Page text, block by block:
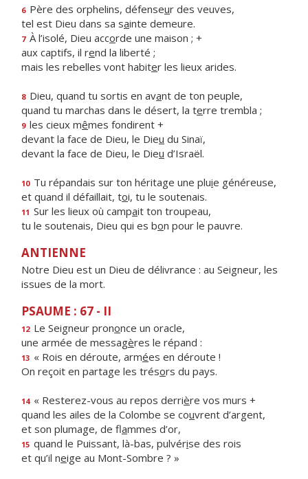
6 Père des orphelins, défenseur des veuves,
tel est Dieu dans sa sainte demeure.
7 À l’isolé, Dieu accorde une maison ; +
aux captifs, il rend la liberté ;
mais les rebelles vont habiter les lieux arides.
8 Dieu, quand tu sortis en avant de ton peuple,
quand tu marchas dans le désert, la terre trembla ;
9 les cieux mêmes fondirent +
devant la face de Dieu, le Dieu du Sinaï,
devant la face de Dieu, le Dieu d’Israël.
10 Tu répandais sur ton héritage une pluie généreuse,
et quand il défaillait, toi, tu le soutenais.
11 Sur les lieux où campait ton troupeau,
tu le soutenais, Dieu qui es bon pour le pauvre.
ANTIENNE
Notre Dieu est un Dieu de délivrance : au Seigneur, les
issues de la mort.
PSAUME : 67 - II
12 Le Seigneur prononce un oracle,
une armée de messagères le répand :
13 « Rois en déroute, armées en déroute !
On reçoit en partage les trésors du pays.
14 « Resterez-vous au repos derrière vos murs +
quand les ailes de la Colombe se couvrent d’argent,
et son plumage, de flammes d’or,
15 quand le Puissant, là-bas, pulvérise des rois
et qu’il neige au Mont-Sombre ? »